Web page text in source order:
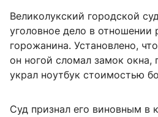
Великолукский городской
уголовное дело в отношении
горожанина. Установлено,
он ногой сломал замок окна,
украл ноутбук стоимостью
Суд признал его виновным в